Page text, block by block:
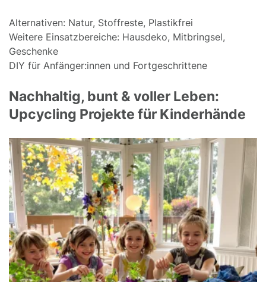
Alternativen: Natur, Stoffreste, Plastikfrei
Weitere Einsatzbereiche: Hausdeko, Mitbringsel,
Geschenke
DIY für Anfänger:innen und Fortgeschrittene
Nachhaltig, bunt & voller Leben:
Upcycling Projekte für Kinderhände